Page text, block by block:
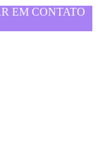
EM CONTATO